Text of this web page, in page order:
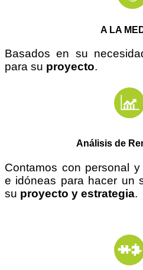
A LA
Basados en su
para su proyecto.
Análisis de
Contamos con personal
e idóneas para hacer un
su proyecto y estrategia.